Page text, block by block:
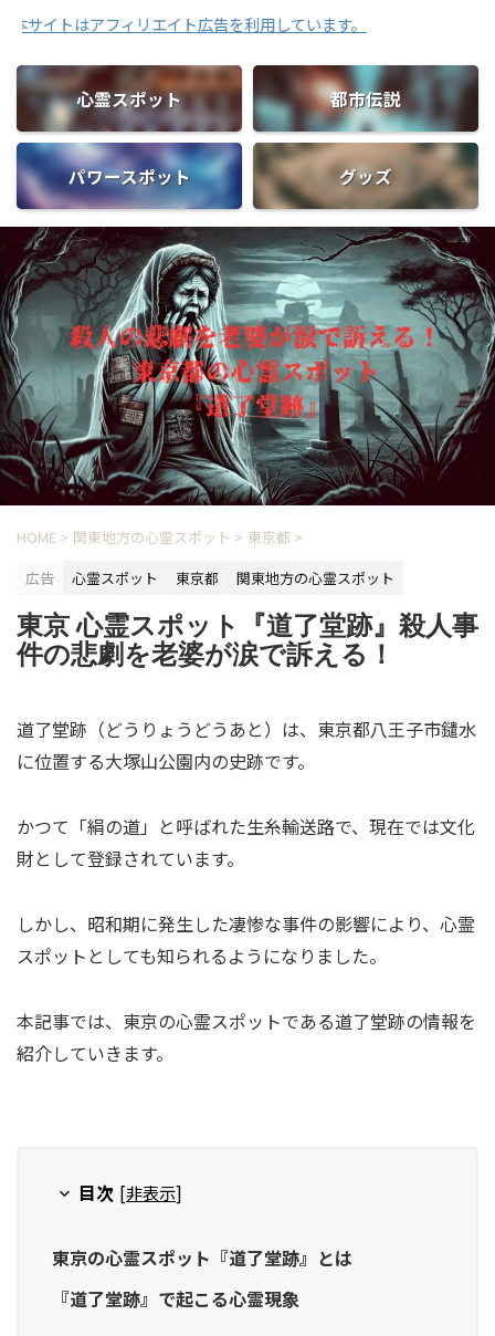
アフィリエイト広告を利用しています。
心霊スポット 都市伝説
パワースポット グッズ
HOME > 関東地方の心霊スポット > 東京都 >
広告
心霊スポット 東京都 関東地方の心霊スポット
東京 心霊スポット『道了堂跡』殺人事
件の悲劇を老婆が涙で訴える！
道了堂跡（どうりょうどうあと）は、東京都八王子市鑓水
に位置する大塚山公園内の史跡です。
かつて「絹の道」と呼ばれた生糸輸送路で、現在では文化
財として登録されています。
しかし、昭和期に発生した凄惨な事件の影響により、心霊
スポットとしても知られるようになりました。
本記事では、東京の心霊スポットである道了堂跡の情報を
紹介していきます。
目次 [非表示]
東京の心霊スポット『道了堂跡』とは
『道了堂跡』で起こる心霊現象